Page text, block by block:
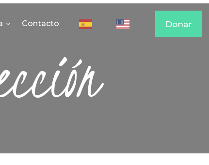
Contacto Donar